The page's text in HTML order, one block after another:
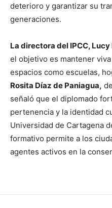
deterioro y garantizar su
generaciones.
La directora del IPCC, Lucy
el objetivo es mantener
espacios como escuelas,
Rosita Díaz de Paniagua,
señaló que el diplomado
pertenencia y la identidad
Universidad de Cartagena
formativo permite a los
agentes activos en la